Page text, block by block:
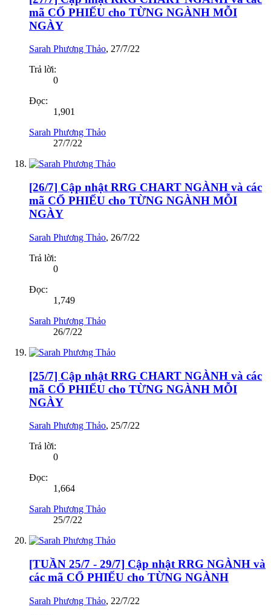
mã CỔ PHIẾU cho TỪNG NGÀNH MỖI
NGÀY
Sarah Phương Thảo, 27/7/22
Trả lời:
0
Đọc:
1,901
Sarah Phương Thảo
27/7/22
[26/7] Cập nhật RRG CHART NGÀNH và các
mã CỔ PHIẾU cho TỪNG NGÀNH MỖI
NGÀY
Sarah Phương Thảo, 26/7/22
Trả lời:
0
Đọc:
1,749
Sarah Phương Thảo
26/7/22
[25/7] Cập nhật RRG CHART NGÀNH và các
mã CỔ PHIẾU cho TỪNG NGÀNH MỖI
NGÀY
Sarah Phương Thảo, 25/7/22
Trả lời:
0
Đọc:
1,664
Sarah Phương Thảo
25/7/22
[TUẦN 25/7 - 29/7] Cập nhật RRG NGÀNH và
các mã CỔ PHIẾU cho TỪNG NGÀNH
Sarah Phương Thảo, 22/7/22